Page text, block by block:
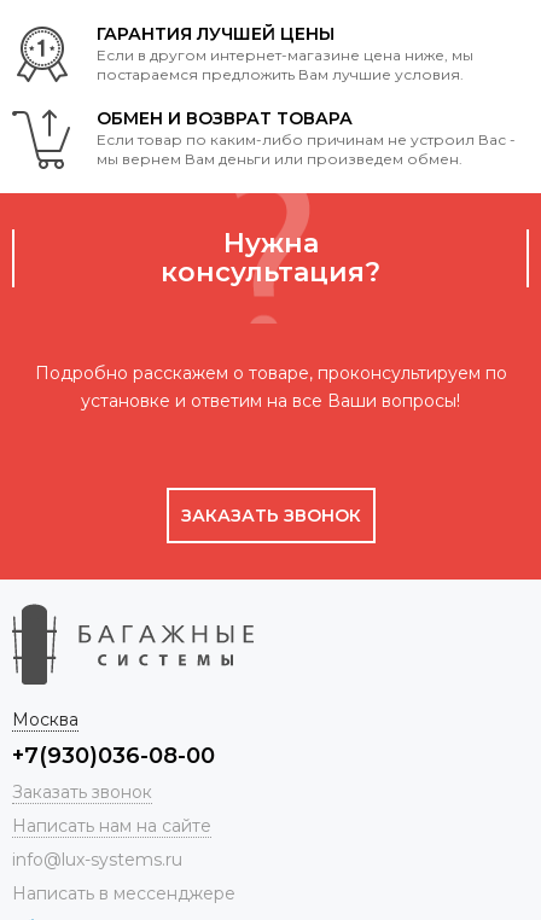
ГАРАНТИЯ ЛУЧШЕЙ ЦЕНЫ
Если в другом интернет-магазине цена ниже, мы
постараемся предложить Вам лучшие условия.
ОБМЕН И ВОЗВРАТ ТОВАРА
Если товар по каким-либо причинам не устроил Вас -
мы вернем Вам деньги или произведем обмен.
Нужна
консультация?
Подробно расскажем о товаре, проконсультируем по
установке и ответим на все Ваши вопросы!
ЗАКАЗАТЬ ЗВОНОК
Москва
+7(930)036-08-00
Заказать звонок
Написать нам на сайте
info@lux-systems.ru
Написать в мессенджере